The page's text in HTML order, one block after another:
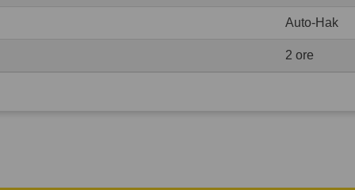
Auto-Hak
2 ore